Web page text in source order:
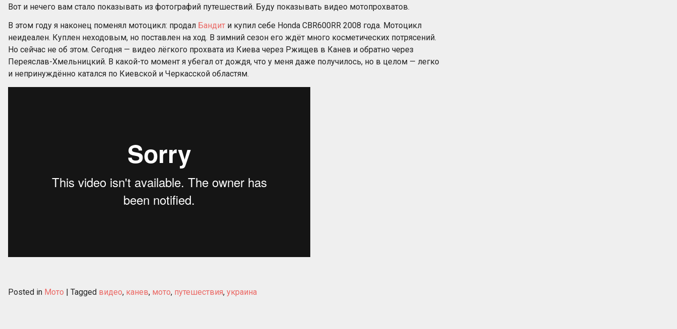
в
Вот и нечего вам стало показывать из фотографий путешествий. Буду показывать видео мотопрохватов.
В этом году я наконец поменял мотоцикл: продал Бандит и купил себе Honda CBR600RR 2008 года. Мотоцикл
неидеален. Куплен неходовым, но поставлен на ход. В зимний сезон его ждёт много косметических потрясений.
Но сейчас не об этом. Сегодня — видео лёгкого прохвата из Киева через Ржищев в Канев и обратно через
Переяслав-Хмельницкий. В какой-то момент я убегал от дождя, что у меня даже получилось, но в целом — легко
и непринуждённо катался по Киевской и Черкасской областям.
Posted in Мото Tagged видео, канев, мото, путешествия, украина